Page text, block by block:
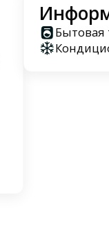
Бытовая